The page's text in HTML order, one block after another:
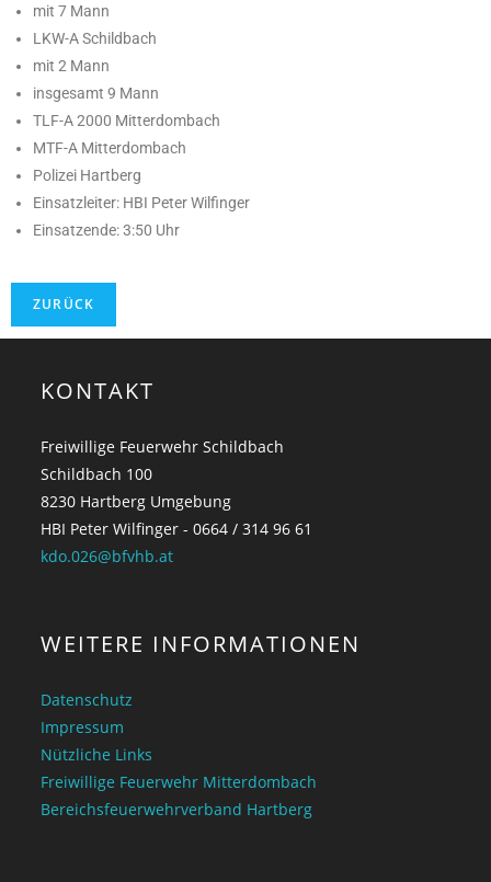
mit 7 Mann
LKW-A Schildbach
mit 2 Mann
insgesamt 9 Mann
TLF-A 2000 Mitterdombach
MTF-A Mitterdombach
Polizei Hartberg
Einsatzleiter: HBI Peter Wilfinger
Einsatzende: 3:50 Uhr
KONTAKT
Freiwillige Feuerwehr Schildbach
Schildbach 100
8230 Hartberg Umgebung
HBI Peter Wilfinger - 0664 / 314 96 61
kdo.026@bfvhb.at
WEITERE INFORMATIONEN
Datenschutz
Impressum
Nützliche Links
Freiwillige Feuerwehr Mitterdombach
Bereichsfeuerwehrverband Hartberg